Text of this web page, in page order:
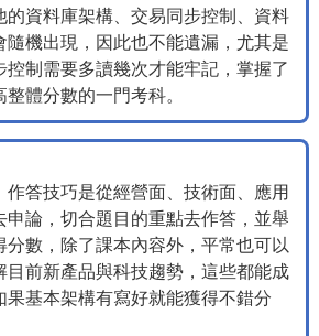
的資料庫架構、交易同步控制、資料
隨機出現，因此也不能遺漏，尤其是
控制需要多讀幾次才能牢記，掌握了
體分數的一門考科。
作答技巧是從經營面、技術面、應用
申論，切合題目的重點去作答，並舉
分數，除了課本內容外，平常也可以
目前新產品與科技趨勢，這些都能成
果基本架構有寫好就能獲得不錯分